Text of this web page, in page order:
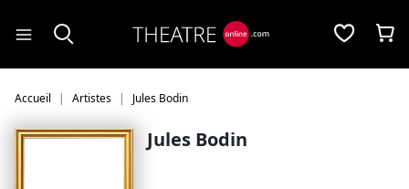
Accueil Artistes Jules Bodin
Jules Bodin